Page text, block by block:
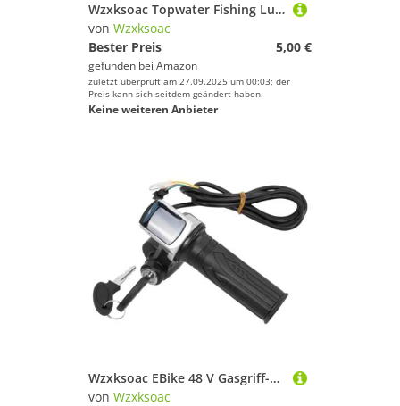
Wzxksoac Topwater Fishing Lure Whopper Popper 12/16g Schwimmende Wobbler Künstliche Hartköder mit Propeller für Pike 16g B
von Wzxksoac
Bester Preis
5,00 €
gefunden bei Amazon
zuletzt überprüft am 27.09.2025 um 00:03; der
Preis kann sich seitdem geändert haben.
Keine weiteren Anbieter
Wzxksoac EBike 48 V Gasgriff-Lenker mit Schloss E-Bike Elektrofahrrad-Scooter-Beschleuniger-Leistungsanzeige Key LED-Anzeige
von Wzxksoac